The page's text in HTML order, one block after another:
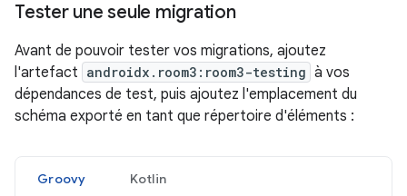
Tester une seule migration
Avant de pouvoir tester vos migrations, ajoutez
l'artefact androidx.room3:room3-testing à vos
dépendances de test, puis ajoutez l'emplacement du
schéma exporté en tant que répertoire d'éléments :
Groovy Kotlin